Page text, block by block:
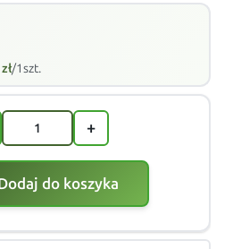
zł/1szt.
+
do koszyka